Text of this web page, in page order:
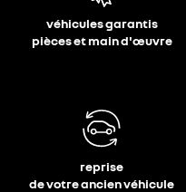
véhicules garantis
pièces et main d'œuvre
reprise
de votre ancien véhicule